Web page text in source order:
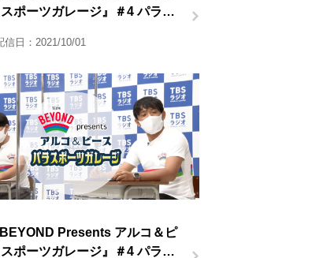
ポーツガレージ』＃4 パラ柔
信日：2021/10/01
BEYOND Presents アルコ＆ピ
ポーツガレージ』＃4 パラ柔